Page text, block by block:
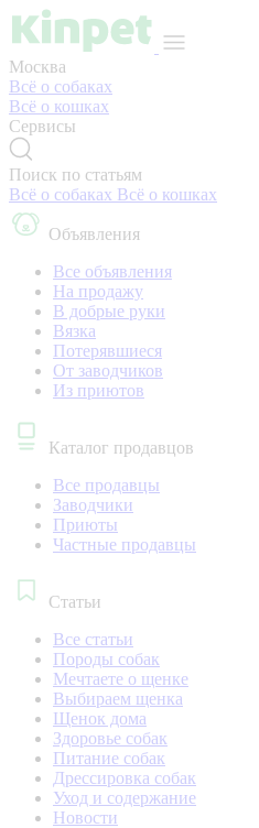
Москва
Всё о собаках
Всё о кошках
Сервисы
Поиск по статьям
Всё о собаках Всё о кошках
Объявления
Все объявления
На продажу
В добрые руки
Вязка
Потерявшиеся
От заводчиков
Из приютов
Каталог продавцов
Все продавцы
Заводчики
Приюты
Частные продавцы
Статьи
Все статьи
Породы собак
Мечтаете о щенке
Выбираем щенка
Щенок дома
Здоровье собак
Питание собак
Дрессировка собак
Уход и содержание
Новости